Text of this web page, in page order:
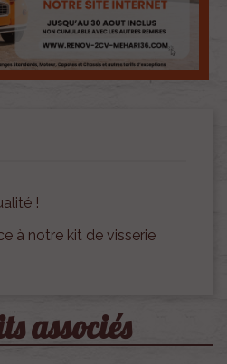
!
à notre kit de visserie
associés